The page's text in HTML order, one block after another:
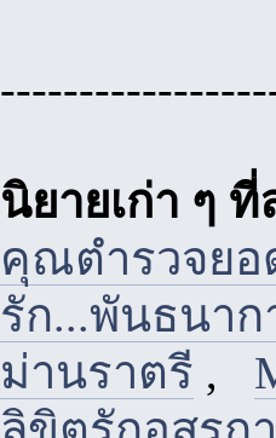
นิยายเก่า ๆ
คุณตำรวจยอ
รัก...พันธนาก
ม่านราตรี ,